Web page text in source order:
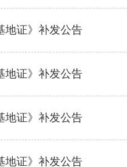
地证》补发公告
地证》补发公告
地证》补发公告
地证》补发公告